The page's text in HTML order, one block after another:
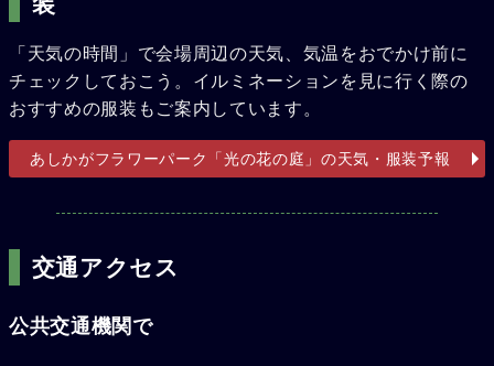
「天気の時間」で会場周辺の天気、気温をおでかけ前に
チェックしておこう。イルミネーションを見に行く際の
おすすめの服装もご案内しています。
あしかがフラワーパーク「光の花の庭」の天気・服装予報
交通アクセス
公共交通機関で